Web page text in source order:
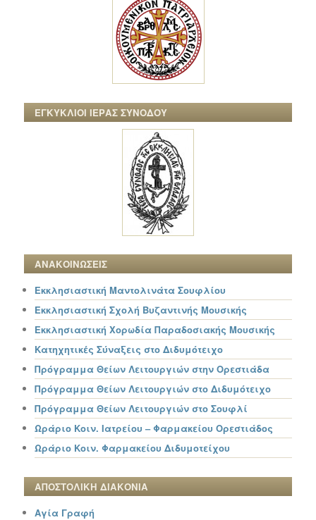
ΕΓΚΥΚΛΙΟΙ ΙΕΡΑΣ ΣΥΝΟΔΟΥ
ΑΝΑΚΟΙΝΩΣΕΙΣ
Εκκλησιαστική Μαντολινάτα Σουφλίου
Εκκλησιαστική Σχολή Βυζαντινής Μουσικής
Εκκλησιαστική Χορωδία Παραδοσιακής Μουσικής
Κατηχητικές Σύναξεις στο Διδυμότειχο
Πρόγραμμα Θείων Λειτουργιών στην Ορεστιάδα
Πρόγραμμα Θείων Λειτουργιών στο Διδυμότειχο
Πρόγραμμα Θείων Λειτουργιών στο Σουφλί
Ωράριο Κοιν. Ιατρείου – Φαρμακείου Ορεστιάδος
Ωράριο Κοιν. Φαρμακείου Διδυμοτείχου
ΑΠΟΣΤΟΛΙΚΗ ΔΙΑΚΟΝΙΑ
Αγία Γραφή